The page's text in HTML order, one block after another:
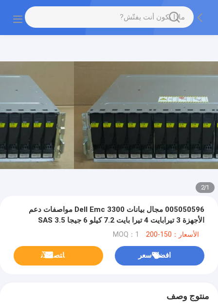
1
/
2
005050596 مجال بيانات Dell Emc 3300 مواصفات دعم
الأجهزة 3 تيرابايت 4 تيرا بايت 7.2 كيلو 6 جيجا SAS 3.5
الأسعار：150-200 MOQ：1
افضل سعر ﺎﺘﺼﻟ ﺍﻶﻧ
منتوج وصف